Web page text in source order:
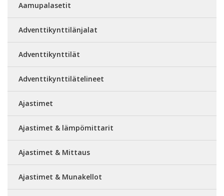
Aamupalasetit
Adventtikynttilänjalat
Adventtikynttilät
Adventtikynttilätelineet
Ajastimet
Ajastimet & lämpömittarit
Ajastimet & Mittaus
Ajastimet & Munakellot